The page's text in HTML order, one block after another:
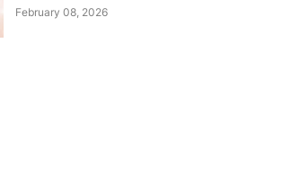
February 08, 2026